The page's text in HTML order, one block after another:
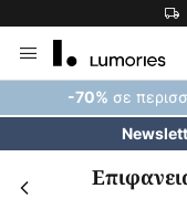
Μετάβαση
στο
περιεχόμενο
-70% σε